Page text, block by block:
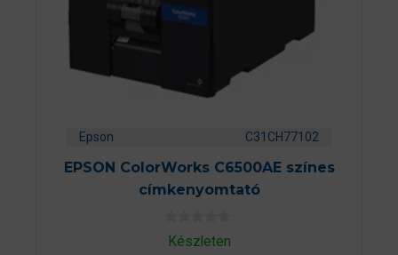
Epson C31CH77102
EPSON ColorWorks C6500AE színes
címkenyomtató
0
aKészleten